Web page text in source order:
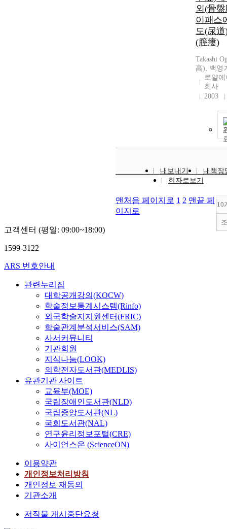
외(骨
이패스
도(尿
(膣瘻)
Takashi
高), 백영
로얄
회사
2003
내보내기
내책장
한자로보기
10
맨처음 페이지로 1 2 맨끝 페
이지로
고객센터 (평일: 09:00~18:00)
1599-3122
ARS 번호안내
관련누리집
대학공개강의(KOCW)
학술정보통계시스템(Rinfo)
외국학술지지원센터(FRIC)
학술관계분석서비스(SAM)
사서커뮤니티
기관회원
지식나눔(LOOK)
의학전자도서관(MEDLIS)
유관기관 사이트
교육부(MOE)
국립장애인도서관(NLD)
국립중앙도서관(NL)
국회도서관(NAL)
연구윤리정보포털(CRE)
사이언스온 (ScienceON)
이용약관
개인정보처리방침
개인정보 재동의
기관소개
저작물 게시중단요청